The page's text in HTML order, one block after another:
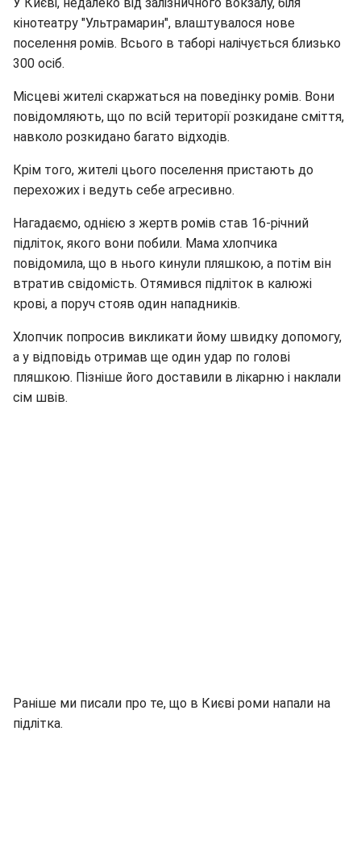
кінотеатру "Ультрамарин", влаштувалося нове
поселення ромів. Всього в таборі налічується близько
300 осіб.
Місцеві жителі скаржаться на поведінку ромів. Вони
повідомляють, що по всій території розкидане сміття,
навколо розкидано багато відходів.
Крім того, жителі цього поселення пристають до
перехожих і ведуть себе агресивно.
Нагадаємо, однією з жертв ромів став 16-річний
підліток, якого вони побили. Мама хлопчика
повідомила, що в нього кинули пляшкою, а потім він
втратив свідомість. Отямився підліток в калюжі
крові, а поруч стояв один нападників.
Хлопчик попросив викликати йому швидку допомогу,
а у відповідь отримав ще один удар по голові
пляшкою. Пізніше його доставили в лікарню і наклали
сім швів.
Раніше ми писали про те, що в Києві роми напали на
підлітка.